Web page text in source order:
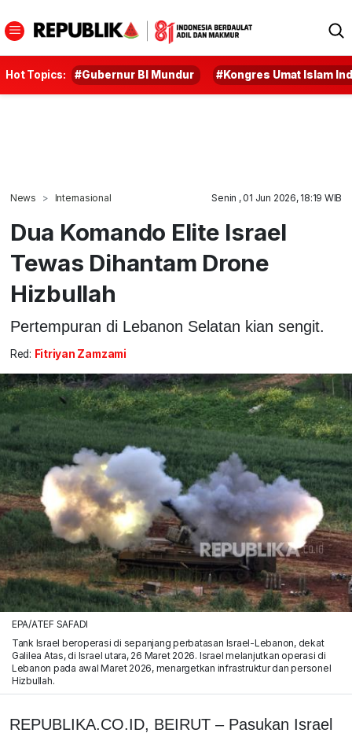
Hot Topics: #Gubernur BI Mundur #Kongres Umat Islam
News Internasional Senin , 01 Jun 2026, 18:19 WIB
Dua Komando Elite Israel
Tewas Dihantam Drone
Hizbullah
Pertempuran di Lebanon Selatan kian sengit.
Red: Fitriyan Zamzami
EPA/ATEF SAFADI
Tank Israel beroperasi di sepanjang perbatasan Israel-Lebanon, dekat
Galilea Atas, di Israel utara, 26 Maret 2026. Israel melanjutkan operasi di
Lebanon pada awal Maret 2026, menargetkan infrastruktur dan personel
Hizbullah.
REPUBLIKA.CO.ID, BEIRUT – Pasukan Israel